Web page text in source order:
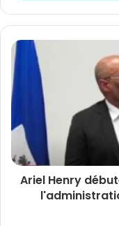
Ariel Henry